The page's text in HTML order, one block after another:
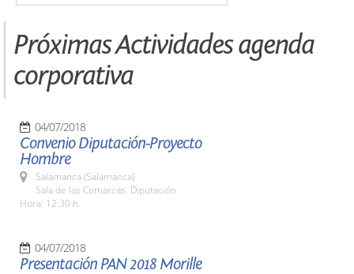
Próximas Actividades agenda
corporativa
04/07/2018
Convenio Diputación-Proyecto
Hombre
Salamanca (Salamanca)
Sala de las Comarcas. Diputación
Hora: 12:30 h.
04/07/2018
Presentación PAN 2018 Morille